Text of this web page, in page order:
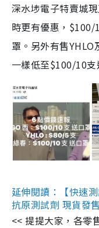
深水埗電子特賣城
時更有優惠，$100/
罩。另外有售YHLO
一樣低至$100/10支
延伸閱讀：【快速
抗原測試劑 現貨發
<< 提提大家，各零